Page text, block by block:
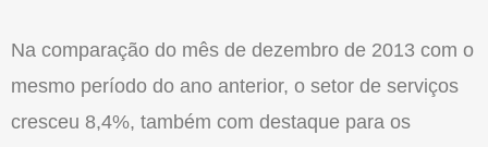
Na comparação do mês de dezembro de 2013 com o
mesmo período do ano anterior, o setor de serviços
cresceu 8,4%, também com destaque para os